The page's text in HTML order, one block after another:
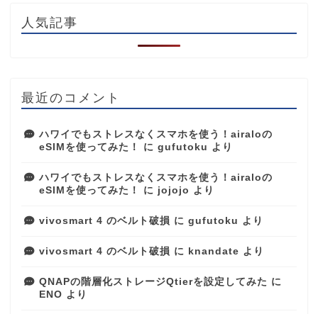
人気記事
最近のコメント
ハワイでもストレスなくスマホを使う！airaloの
eSIMを使ってみた！
に gufutoku より
ハワイでもストレスなくスマホを使う！airaloの
eSIMを使ってみた！
に jojojo より
vivosmart 4 のベルト破損 に gufutoku より
vivosmart 4 のベルト破損 に knandate より
QNAPの階層化ストレージQtierを設定してみた に
ENO より